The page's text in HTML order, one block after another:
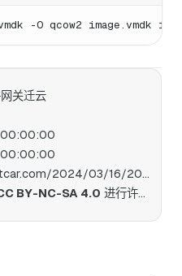
-O qcow2 image.vmdk
关迁云
03-16-Proofpoint-MessagingSecurityGateway-migrate-cloud/
BY-NC-SA 4.0 进行许可。